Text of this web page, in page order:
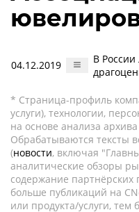
04.12.2019
В России
* Страница-профиль
услуги), технологии,
на основе анализа
Обрабатываются тексты
(новости, включая
аналитические обзоры
содержание партнёрских
больше публикаций на
или продукта/услуги,